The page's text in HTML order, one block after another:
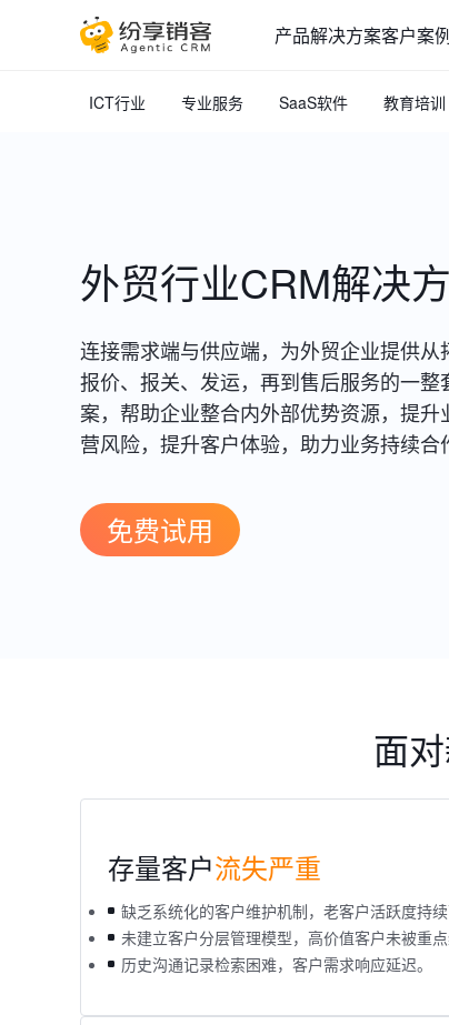
产品解决方案客户案
ICT行业 专业服务 SaaS软件 教育培训
外贸行业CRM解决
连接需求端与供应端，为外贸企业提供
报价、报关、发运，再到售后服务的一整
案，帮助企业整合内外部优势资源，提
营风险，提升客户体验，助力业务持续合
免费试用
面
存量客户流失严重
缺乏系统化的客户维护机制，老客户活跃度持续
未建立客户分层管理模型，高价值客户未被重点
历史沟通记录检索困难，客户需求响应延迟。